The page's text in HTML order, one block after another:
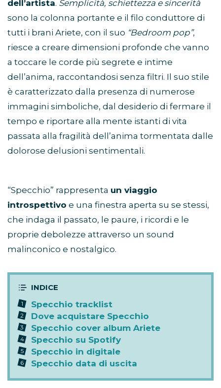
dell’artista. Semplicità, schiettezza e sincerità
sono la colonna portante e il filo conduttore di
tutti i brani Ariete, con il suo “Bedroom pop”,
riesce a creare dimensioni profonde che vanno
a toccare le corde più segrete e intime
dell’anima, raccontandosi senza filtri. Il suo stile
è caratterizzato dalla presenza di numerose
immagini simboliche, dal desiderio di fermare il
tempo e riportare alla mente istanti di vita
passata alla fragilità dell’anima tormentata dalle
dolorose delusioni sentimentali.
“Specchio” rappresenta un viaggio
introspettivo e una finestra aperta su se stessi,
che indaga il passato, le paure, i ricordi e le
proprie debolezze attraverso un sound
malinconico e nostalgico.
Specchio tracklist
Dove acquistare Specchio
Specchio cover album Ariete
Specchio su Spotify
Specchio in digitale
Specchio data di uscita